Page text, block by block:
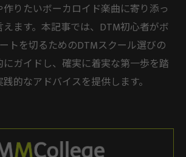
りたいボーカロイド楽曲に寄り添っ
ます。本記事では、DTM初心者がボ
トを切るためのDTMスクール選びの
ガイドし、確実に着実な第一歩を踏
的なアドバイスを提供します。